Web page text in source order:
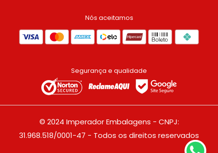
Nós aceitamos
Segurança e qualidade
© 2024 Imperador Embalagens - CNPJ:
31.968.518/0001-47 - Todos os direitos reservados